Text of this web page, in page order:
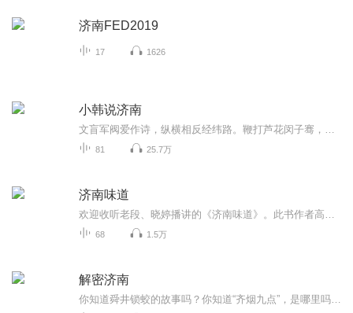
济南FED2019
17 1626
小韩说济南
81 25.7万
济南味道
68 1.5万
解密济南